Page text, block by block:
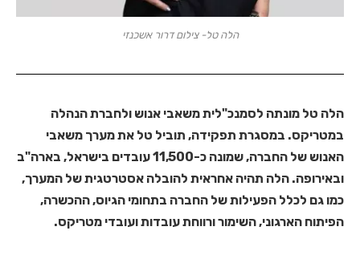
הלה טל- צילום דרור אשכנזי
הלה טל מונתה לסמנכ"לית משאבי אנוש ולחברת הנהלה
במטריקס. במסגרת תפקידה, תוביל טל את מערך משאבי
האנוש של החברה, שמונה כ-11,500 עובדים בישראל, בארה"ב
ובאירופה. הלה תהיה אחראית להובלה אסטרטגית של המערך,
כמו גם לכלל הפעילות של החברה בתחומי הגיוס, ההכשרה,
הפיתוח הארגוני, השימור ורווחת עובדות ועובדי מטריקס.